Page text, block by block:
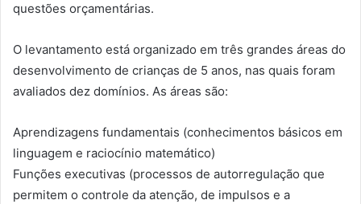
questões orçamentárias.
O levantamento está organizado em três grandes áreas do
desenvolvimento de crianças de 5 anos, nas quais foram
avaliados dez domínios. As áreas são:
Aprendizagens fundamentais (conhecimentos básicos em
linguagem e raciocínio matemático)
Funções executivas (processos de autorregulação que
permitem o controle da atenção, de impulsos e a